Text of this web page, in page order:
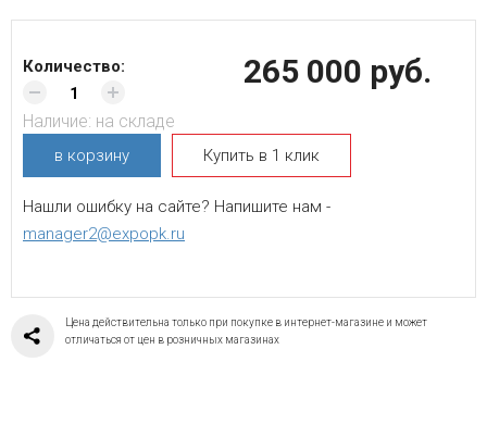
265 000 руб.
Количество:
Наличие: на складе
в корзину Купить в 1 клик
Нашли ошибку на сайте? Напишите нам -
manager2@expopk.ru
Цена действительна только при покупке в интернет-магазине и может
отличаться от цен в розничных магазинах